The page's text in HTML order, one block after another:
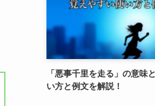
「悪事千里を走る」の意味
い方と例文を解説！